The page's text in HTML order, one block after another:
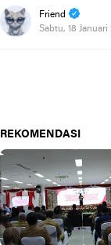
Friend
Sabtu, 18 Januari
REKOMENDASI